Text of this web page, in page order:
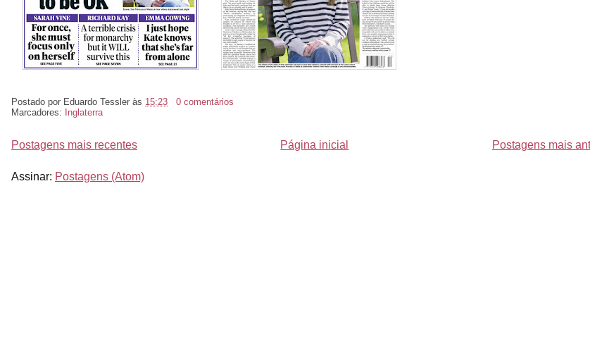
Postado por Eduardo Tessler às 15:23
0 comentários
Marcadores:
Inglaterra
Postagens mais recentes Postagens mais
Página inicial
Assinar: Postagens (Atom)